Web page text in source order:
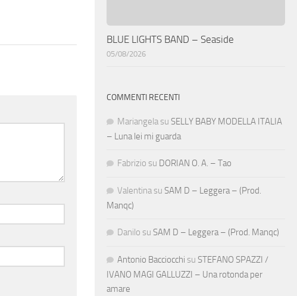
BLUE LIGHTS BAND – Seaside
05/08/2026
COMMENTI RECENTI
Mariangela su SELLY BABY MODELLA ITALIA
– Luna lei mi guarda
Fabrizio su DORIAN O. A. – Tao
Valentina su SAM D – Leggera – (Prod.
Manqc)
Danilo su SAM D – Leggera – (Prod. Manqc)
Antonio Bacciocchi su STEFANO SPAZZI /
IVANO MAGI GALLUZZI – Una rotonda per
amare